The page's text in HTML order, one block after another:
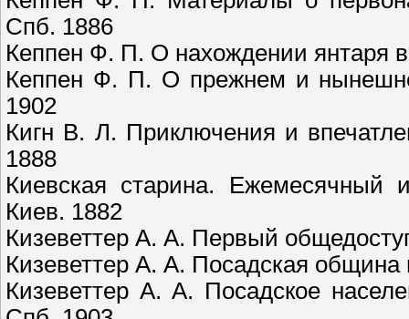
Спб. 1886
Кеппен Ф. П. О нахождении янтаря
Кеппен Ф. П. О прежнем и
1902
Кигн В. Л. Приключения и
1888
Киевская старина. Ежемесячный
Киев. 1882
Кизеветтер А. А. Первый
Кизеветтер А. А. Посадская
Кизеветтер А. А. Посадское